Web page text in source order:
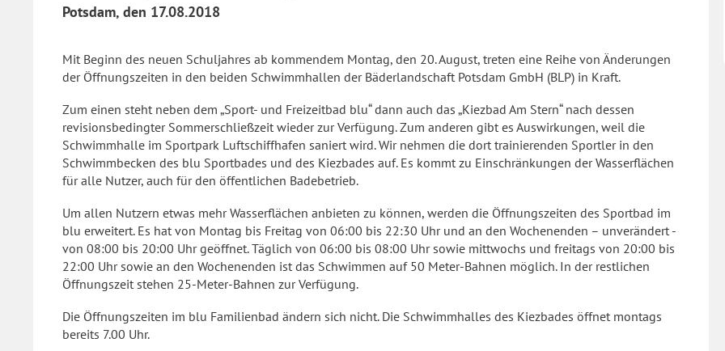
Potsdam, den 17.08.2018
Mit Beginn des neuen Schuljahres ab kommendem Montag, den 20. August, treten eine Reihe von Änderungen
der Öffnungszeiten in den beiden Schwimmhallen der Bäderlandschaft Potsdam GmbH (BLP) in Kraft.
Zum einen steht neben dem „Sport- und Freizeitbad blu“ dann auch das „Kiezbad Am Stern“ nach dessen
revisionsbedingter Sommerschließzeit wieder zur Verfügung. Zum anderen gibt es Auswirkungen, weil die
Schwimmhalle im Sportpark Luftschiffhafen saniert wird. Wir nehmen die dort trainierenden Sportler in den
Schwimmbecken des blu Sportbades und des Kiezbades auf. Es kommt zu Einschränkungen der Wasserflächen
für alle Nutzer, auch für den öffentlichen Badebetrieb.
Um allen Nutzern etwas mehr Wasserflächen anbieten zu können, werden die Öffnungszeiten des Sportbad im
blu erweitert. Es hat von Montag bis Freitag von 06:00 bis 22:30 Uhr und an den Wochenenden – unverändert -
von 08:00 bis 20:00 Uhr geöffnet. Täglich von 06:00 bis 08:00 Uhr sowie mittwochs und freitags von 20:00 bis
22:00 Uhr sowie an den Wochenenden ist das Schwimmen auf 50 Meter-Bahnen möglich. In der restlichen
Öffnungszeit stehen 25-Meter-Bahnen zur Verfügung.
Die Öffnungszeiten im blu Familienbad ändern sich nicht. Die Schwimmhalles des Kiezbades öffnet montags
bereits 7.00 Uhr.